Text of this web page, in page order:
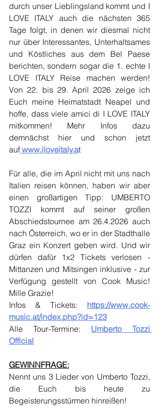
durch unser Lieblingsland kommt und I
LOVE ITALY auch die nächsten 365
Tage folgt, in denen wir diesmal nicht
nur über Interessantes, Unterhaltsames
und Köstliches aus dem Bel Paese
berichten, sondern sogar die 1. echte I
LOVE ITALY Reise machen werden!
Von 22. bis 29. April 2026 zeige ich
Euch meine Heimatstadt Neapel und
hoffe, dass viele amici di I LOVE ITALY
mitkommen! Mehr Infos dazu
demnächst hier und schon jetzt
auf www.iloveitaly.at
Für alle, die im April nicht mit uns nach
Italien reisen können, haben wir aber
einen großartigen Tipp: UMBERTO
TOZZI kommt auf seiner großen
Abschiedstournee am 26.4.2026 auch
nach Österreich, wo er in der Stadthalle
Graz ein Konzert geben wird. Und wir
dürfen dafür 1x2 Tickets verlosen -
Mittanzen und Mitsingen inklusive - zur
Verfügung gestellt von Cook Music!
Mille Grazie!
Infos & Tickets: https://www.cook-
music.at/index.php?id=123
Alle Tour-Termine: Umberto Tozzi
Official
GEWINNFRAGE:
Nennt uns 3 Lieder von Umberto Tozzi,
die Euch bis heute zu
Begeisterungsstürmen hinreißen!